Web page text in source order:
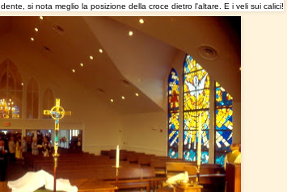
si nota meglio la posizione della croce dietro l'altare. E i veli sui calici!